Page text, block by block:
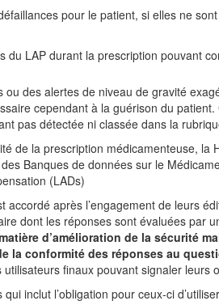
pour le patient, si elles ne
du LAP durant la prescription pouvant
ou des alertes de niveau de gravité
cependant à la guérison du
pas détectée ni classée dans la
de la prescription médicamenteuse,
Banques de données sur le
(LADs)
accordé après l’engagement de leurs
dont les réponses sont évaluées par
d’amélioration de la sécurité
la conformité des réponses au
finaux pouvant signaler leurs
inclut l’obligation pour ceux-ci